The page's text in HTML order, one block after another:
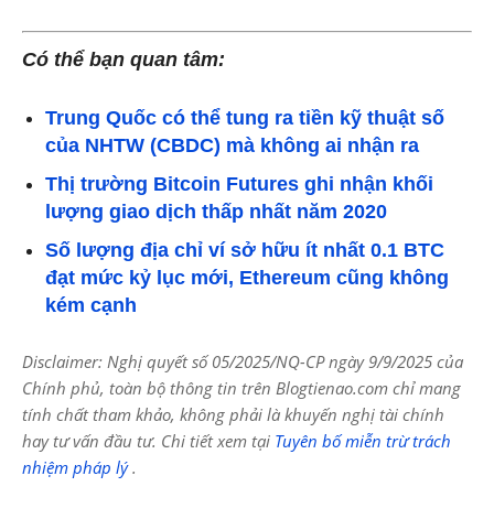
Có thể bạn quan tâm:
Trung Quốc có thể tung ra tiền kỹ thuật số
của NHTW (CBDC) mà không ai nhận ra
Thị trường Bitcoin Futures ghi nhận khối
lượng giao dịch thấp nhất năm 2020
Số lượng địa chỉ ví sở hữu ít nhất 0.1 BTC
đạt mức kỷ lục mới, Ethereum cũng không
kém cạnh
Disclaimer: Nghị quyết số 05/2025/NQ-CP ngày 9/9/2025 của
Chính phủ, toàn bộ thông tin trên Blogtienao.com chỉ mang
tính chất tham khảo, không phải là khuyến nghị tài chính
hay tư vấn đầu tư. Chi tiết xem tại Tuyên bố miễn trừ trách
nhiệm pháp lý.